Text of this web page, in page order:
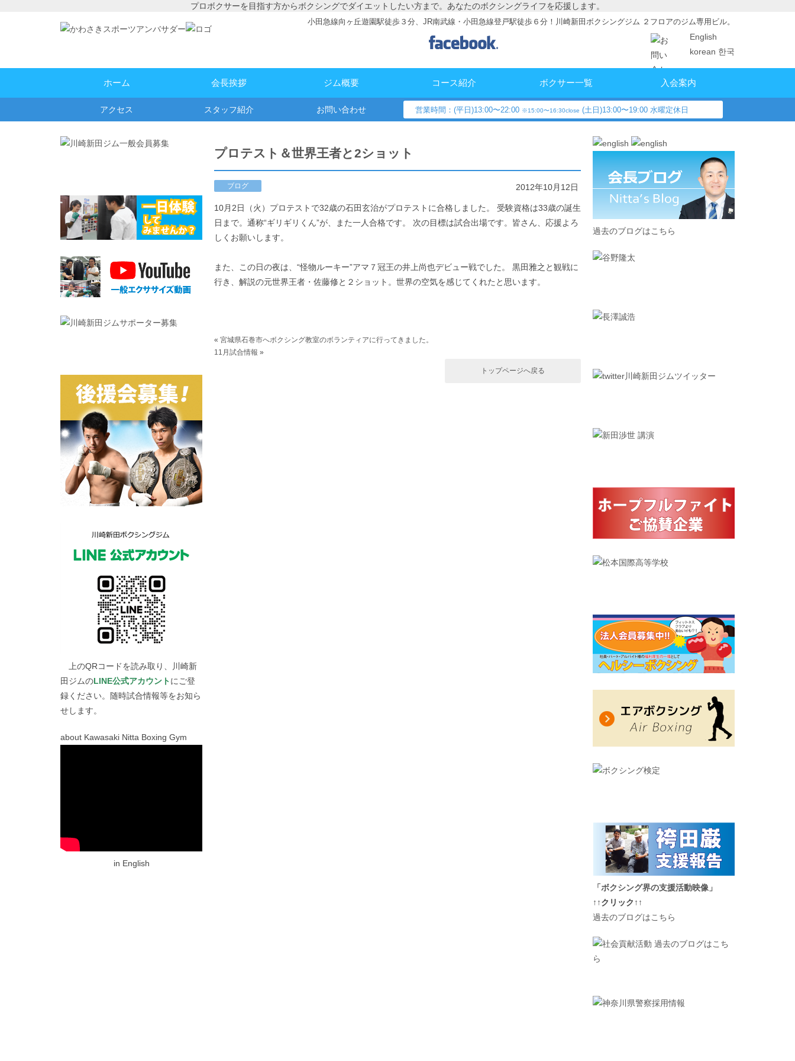
プロボクサーを目指す方からボクシングでダイエットしたい方まで。あなたのボクシングライフを応援します。
小田急線向ヶ丘遊園駅徒歩３分、JR南武線・小田急線登戸駅徒歩６分！川崎新田ボクシングジム ２フロアのジム専用ビル。
English
korean 한국
ホーム 会長挨拶 ジム概要 コース紹介 ボクサー一覧 入会案内
アクセス スタッフ紹介 お問い合わせ 営業時間：(平日)13:00〜22:00 ※15:00〜16:30close (土日)13:00〜19:00 水曜定休日
上のQRコードを読み取り、川崎新
田ジムのLINE公式アカウントにご登
録ください。随時試合情報等をお知ら
せします。
about Kawasaki Nitta Boxing Gym
in English
プロテスト＆世界王者と2ショット
2012年10月12日
ブログ
10月2日（火）プロテストで32歳の石田玄治がプロテストに合格しました。 受験資格は33歳の誕生
日まで。通称“ギリギリくん”が、また一人合格です。 次の目標は試合出場です。皆さん、応援よろ
しくお願いします。
また、この日の夜は、“怪物ルーキー”アマ７冠王の井上尚也デビュー戦でした。 黒田雅之と観戦に
行き、解説の元世界王者・佐藤修と２ショット。世界の空気を感じてくれたと思います。
« 宮城県石巻市へボクシング教室のボランティアに行ってきました。
11月試合情報 »
トップページへ戻る
過去のブログはこちら
「ボクシング界の支援活動映像」
↑↑クリック↑↑
過去のブログはこちら
過去のブログはこち
ら